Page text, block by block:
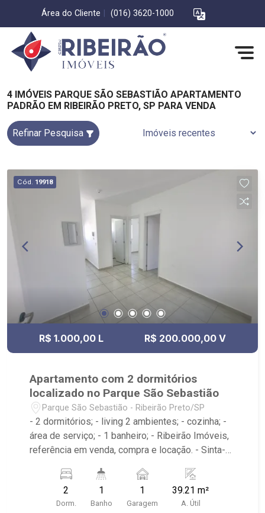
Área do Cliente (016) 3620-1000
4 IMÓVEIS PARQUE SÃO SEBASTIÃO APARTAMENTO
PADRÃO EM RIBEIRÃO PRETO, SP PARA VENDA
Refinar Pesquisa
Cód. 19918
R$ 1.000,00 L R$ 200.000,00 V
Apartamento com 2 dormitórios
localizado no Parque São Sebastião
Parque São Sebastião - Ribeirão Preto/SP
- 2 dormitórios; - living 2 ambientes; - cozinha; -
área de serviço; - 1 banheiro; - Ribeirão Imóveis,
referência em venda, compra e locação. - Sinta-
Vivemos Ribeirão: - funcionários capacitados; -
processos rápidos e eficientes; - análise
criteriosa de documentação; - com foco: Zona
2
Dorm.
1
Banho
1
Garagem
39.21 m²
A. Útil